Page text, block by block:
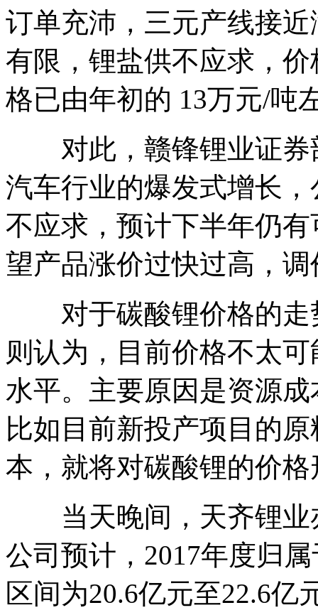
订单充沛，三元产线接
有限，锂盐供不应求，
格已由年初的 13万元/吨
对此，赣锋锂业证券
汽车行业的爆发式增长
不应求，预计下半年仍
望产品涨价过快过高，
对于碳酸锂价格的走
则认为，目前价格不太
水平。主要原因是资源
比如目前新投产项目的
本，就将对碳酸锂的价
当天晚间，天齐锂业
公司预计，2017年度归
区间为20.6亿元至22.6亿